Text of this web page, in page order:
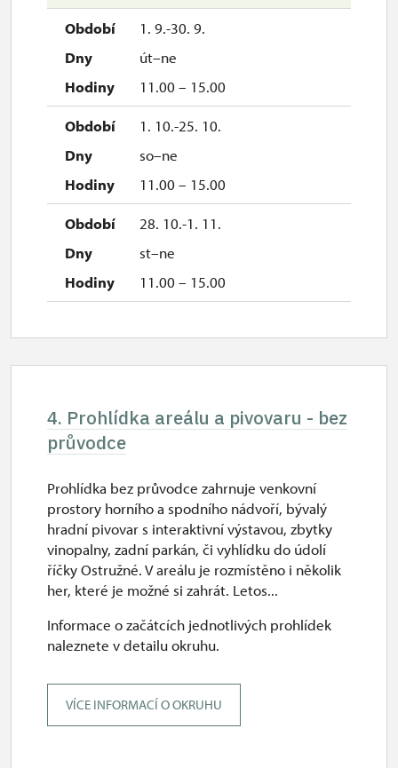
1. 9.-30. 9.
út–ne
11.00 – 15.00
1. 10.-25. 10.
so–ne
11.00 – 15.00
28. 10.-1. 11.
st–ne
11.00 – 15.00
4. Prohlídka areálu a pivovaru - bez
průvodce
Prohlídka bez průvodce zahrnuje venkovní
prostory horního a spodního nádvoří, bývalý
hradní pivovar s interaktivní výstavou, zbytky
vinopalny, zadní parkán, či vyhlídku do údolí
říčky Ostružné. V areálu je rozmístěno i několik
her, které je možné si zahrát. Letos...
Informace o začátcích jednotlivých prohlídek
naleznete v detailu okruhu.
VÍCE INFORMACÍ O OKRUHU